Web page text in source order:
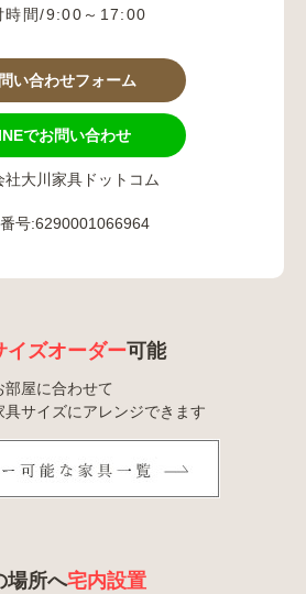
時間/9:00～17:00
い合わせフォーム
でお問い合わせ
社大川家具ドットコム
号:6290001066964
イズオーダー可能
部屋に合わせて
具サイズにアレンジできます
場所へ宅内設置